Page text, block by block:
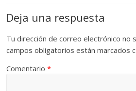
Deja una respuesta
Tu dirección de correo electrónico no
campos obligatorios están marcados
Comentario*